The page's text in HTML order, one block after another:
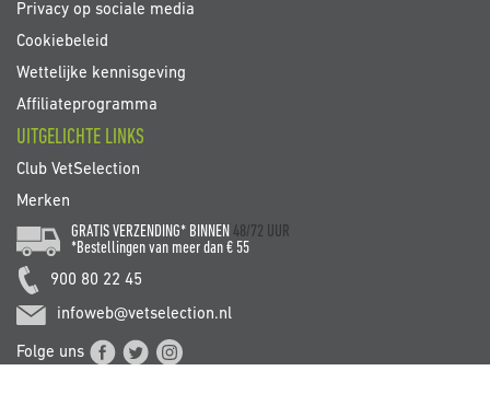
Privacy op sociale media
Cookiebeleid
Wettelijke kennisgeving
Affiliateprogramma
UITGELICHTE LINKS
Club VetSelection
Merken
GRATIS VERZENDING* BINNEN 48/72 UUR
*Bestellingen van meer dan € 55
900 80 22 45
infoweb@vetselection.nl
Folge uns